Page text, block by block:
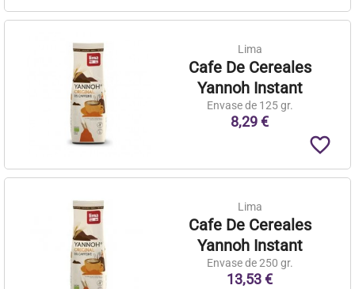
Lima
Cafe De Cereales
Yannoh Instant
Envase de 125 gr.
8,29 €
favorite_border
Lima
Cafe De Cereales
Yannoh Instant
Envase de 250 gr.
13,53 €